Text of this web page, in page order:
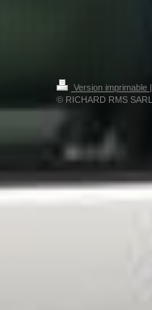
Version imprimable |
© RICHARD RMS SARL